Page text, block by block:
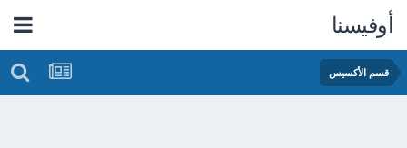
أوفيسنا
قسم الأكسيس